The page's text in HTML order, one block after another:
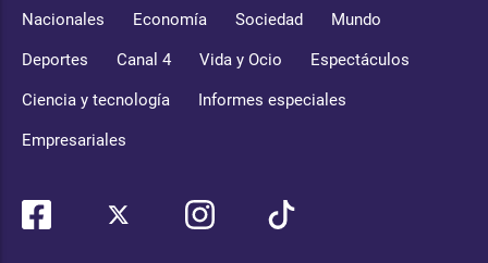
Nacionales Economía Sociedad Mundo
Deportes Canal 4 Vida y Ocio Espectáculos
Ciencia y tecnología Informes especiales
Empresariales